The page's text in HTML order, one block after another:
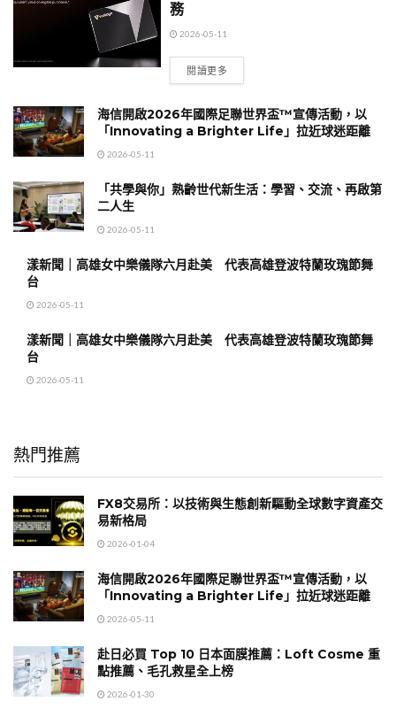
務
2026-05-11
閱讀更多
海信開啟2026年國際足聯世界盃™宣傳活動，以
「Innovating a Brighter Life」拉近球迷距離
2026-05-11
「共學與你」熟齡世代新生活：學習、交流、再啟第
二人生
2026-05-11
漾新聞｜高雄女中樂儀隊六月赴美 代表高雄登波特蘭玫瑰節舞
台
2026-05-11
漾新聞｜高雄女中樂儀隊六月赴美 代表高雄登波特蘭玫瑰節舞
台
2026-05-11
熱門推薦
FX8交易所：以技術與生態創新驅動全球數字資產交
易新格局
2026-01-04
海信開啟2026年國際足聯世界盃™宣傳活動，以
「Innovating a Brighter Life」拉近球迷距離
2026-05-11
赴日必買 Top 10 日本面膜推薦：Loft Cosme 重
點推薦、毛孔救星全上榜
2026-01-30